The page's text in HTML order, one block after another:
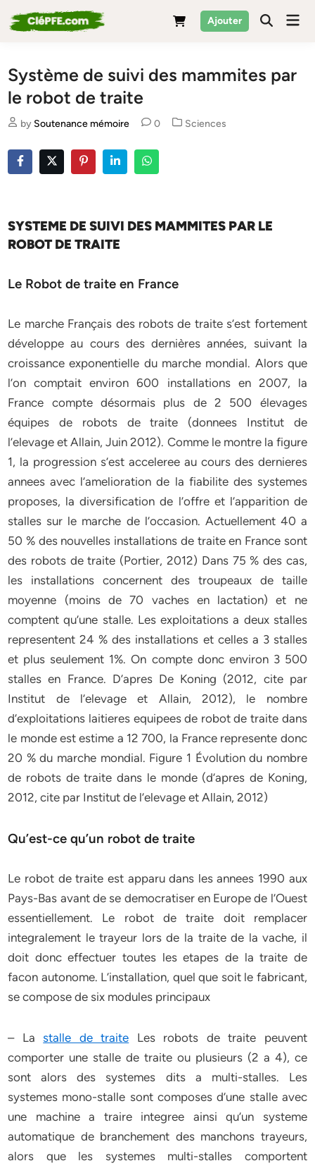
to
Ajouter
Système de suivi des mammites par
le robot de traite
by Soutenance mémoire 0
Posted
Sciences
SYSTEME DE SUIVI DES MAMMITES PAR LE
ROBOT DE TRAITE
Le Robot de traite en France
Le marche Français des robots de traite s’est fortement
développe au cours des dernières années, suivant la
croissance exponentielle du marche mondial. Alors que
l’on comptait environ 600 installations en 2007, la
France compte désormais plus de 2 500 élevages
équipes de robots de traite (donnees Institut de
l’elevage et Allain, Juin 2012). Comme le montre la figure
1, la progression s’est acceleree au cours des dernieres
annees avec l’amelioration de la fiabilite des systemes
proposes, la diversification de l’offre et l’apparition de
stalles sur le marche de l’occasion. Actuellement 40 a
50 % des nouvelles installations de traite en France sont
des robots de traite (Portier, 2012) Dans 75 % des cas,
les installations concernent des troupeaux de taille
moyenne (moins de 70 vaches en lactation) et ne
comptent qu’une stalle. Les exploitations a deux stalles
representent 24 % des installations et celles a 3 stalles
et plus seulement 1%. On compte donc environ 3 500
stalles en France. D’apres De Koning (2012, cite par
Institut de l’elevage et Allain, 2012), le nombre
d’exploitations laitieres equipees de robot de traite dans
le monde est estime a 12 700, la France represente donc
20 % du marche mondial. Figure 1 Évolution du nombre
de robots de traite dans le monde (d’apres de Koning,
2012, cite par Institut de l’elevage et Allain, 2012)
Qu’est-ce qu’un robot de traite
Le robot de traite est apparu dans les annees 1990 aux
Pays-Bas avant de se democratiser en Europe de l’Ouest
essentiellement. Le robot de traite doit remplacer
integralement le trayeur lors de la traite de la vache, il
doit donc effectuer toutes les etapes de la traite de
facon autonome. L’installation, quel que soit le fabricant,
se compose de six modules principaux
– Lastalle de traite Les robots de traite peuvent
comporter une stalle de traite ou plusieurs (2 a 4), ce
sont alors des systemes dits a multi-stalles. Les
systemes mono-stalle sont composes d’une stalle avec
une machine a traire integree ainsi qu’un systeme
automatique de branchement des manchons trayeurs,
alors que les systemes multi-stalles comportent